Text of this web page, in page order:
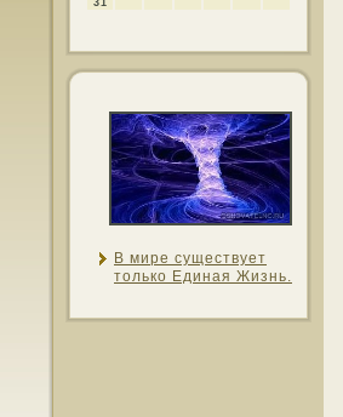
31
В мире существует
тοлько Единая Жизнь.